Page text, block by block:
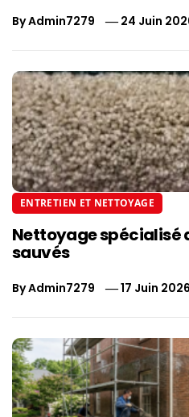
ByAdmin7279 24 Juin
ENTRETIEN ET NETTOYAGE
Nettoyage spécialisé
sauvés
ByAdmin7279 17 Juin 2026